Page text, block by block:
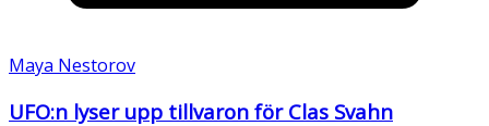
Maya Nestorov
UFO:n lyser upp tillvaron för Clas Svahn